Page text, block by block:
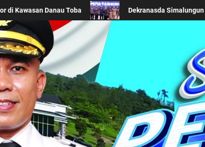
di Acara BTN Indonesia Fashion Week 2026